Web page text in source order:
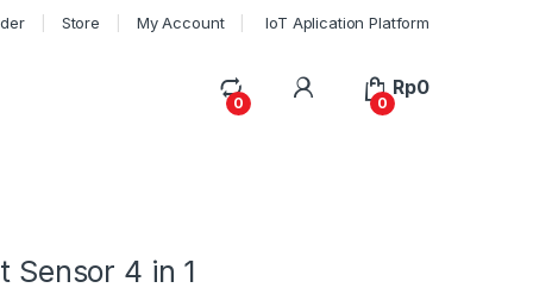
Store My Account IoT Aplication Platform
0
My Account
0
Rp0
Sensor 4 in 1